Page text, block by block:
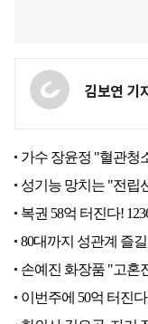
김보연 기